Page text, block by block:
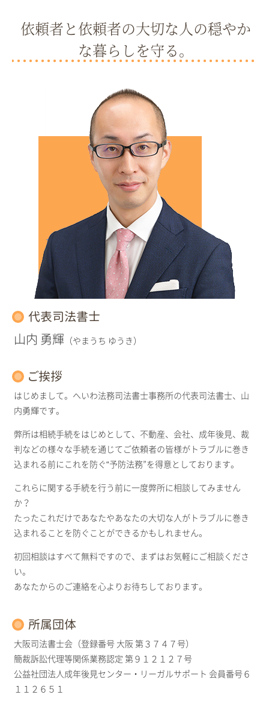
依頼者と依頼者の大切な人の穏やか
な暮らしを守る。
代表司法書士
山内 勇輝 （やまうち ゆうき）
ご挨拶
はじめまして。へいわ法務司法書士事務所の代表司法書士、山
内勇輝です。
弊所は相続手続をはじめとして、不動産、会社、成年後見、裁
判などの様々な手続を通じてご依頼者の皆様がトラブルに巻き
込まれる前にこれを防ぐ“予防法務”を得意としております。
これらに関する手続を行う前に一度弊所に相談してみません
か？
たったこれだけであなたやあなたの大切な人がトラブルに巻き
込まれることを防ぐことができるかもしれません。
初回相談はすべて無料ですので、まずはお気軽にご相談くださ
い。
あなたからのご連絡を心よりお待ちしております。
所属団体
大阪司法書士会（登録番号 大阪 第３７４７号）
簡裁訴訟代理等関係業務認定 第９１２１２７号
公益社団法人成年後見センター・リーガルサポート 会員番号６
１１２６５１